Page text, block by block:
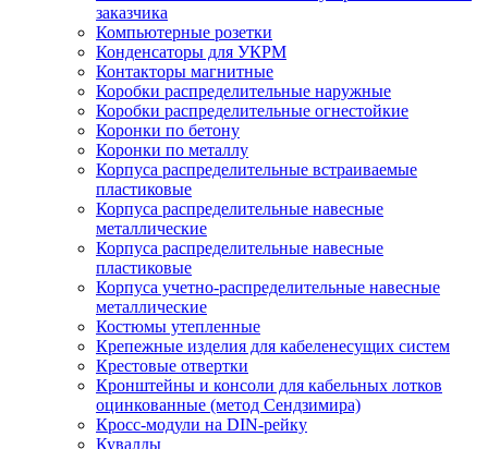
заказчика
Компьютерные розетки
Конденсаторы для УКРМ
Контакторы магнитные
Коробки распределительные наружные
Коробки распределительные огнестойкие
Коронки по бетону
Коронки по металлу
Корпуса распределительные встраиваемые
пластиковые
Корпуса распределительные навесные
металлические
Корпуса распределительные навесные
пластиковые
Корпуса учетно-распределительные навесные
металлические
Костюмы утепленные
Крепежные изделия для кабеленесущих систем
Крестовые отвертки
Кронштейны и консоли для кабельных лотков
оцинкованные (метод Сендзимира)
Кросс-модули на DIN-рейку
Кувалды